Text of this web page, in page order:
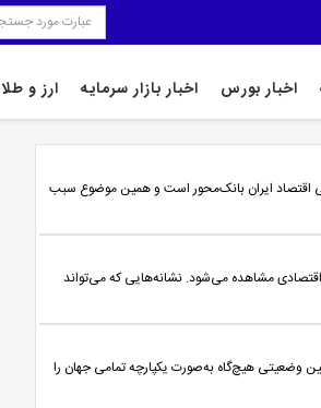
اخبار بورس اخبار بازار سرمایه ارز و طلا
اقتصاد ایران بانک‌محور است و همین موضوع سبب
اقتصادی مشاهده می‌شود. نشانه‌هایی که می‌تواند
وضعیتی هیچ‌گاه به‌صورت یکپارچه تمامی جهان را